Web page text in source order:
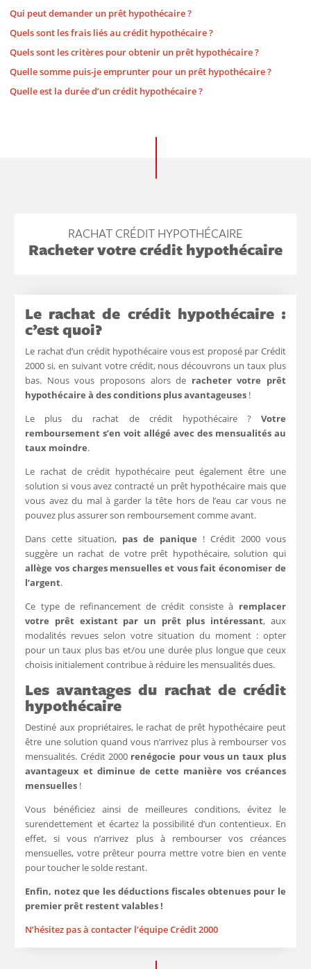
Qui peut demander un prêt hypothécaire ?
Quels sont les frais liés au crédit hypothécaire ?
Quels sont les critères pour obtenir un prêt hypothécaire ?
Quelle somme puis-je emprunter pour un prêt hypothécaire ?
Quelle est la durée d’un crédit hypothécaire ?
RACHAT CRÉDIT HYPOTHÉCAIRE
Racheter votre crédit hypothécaire
Le rachat de crédit hypothécaire :
c’est quoi?
Le rachat d’un crédit hypothécaire vous est proposé par Crédit
2000 si, en suivant votre crédit, nous découvrons un taux plus
bas. Nous vous proposons alors de racheter votre prêt
hypothécaire à des conditions plus avantageuses !
Le plus du rachat de crédit hypothécaire ? Votre
remboursement s’en voit allégé avec des mensualités au
taux moindre.
Le rachat de crédit hypothécaire peut également être une
solution si vous avez contracté un prêt hypothécaire mais que
vous avez du mal à garder la tête hors de l’eau car vous ne
pouvez plus assurer son remboursement comme avant.
Dans cette situation, pas de panique ! Crédit 2000 vous
suggère un rachat de votre prêt hypothécaire, solution qui
allège vos charges mensuelles et vous fait économiser de
l’argent.
Ce type de refinancement de crédit consiste à remplacer
votre prêt existant par un prêt plus intéressant, aux
modalités revues selon votre situation du moment : opter
pour un taux plus bas et/ou une durée plus longue que ceux
choisis initialement contribue à réduire les mensualités dues.
Les avantages du rachat de crédit
hypothécaire
Destiné aux propriétaires, le rachat de prêt hypothécaire peut
être une solution quand vous n’arrivez plus à rembourser vos
mensualités. Crédit 2000renégocie pour vous un taux plus
avantageux et diminue de cette manière vos créances
mensuelles !
Vous bénéficiez ainsi de meilleures conditions, évitez le
surendettement et écartez la possibilité d’un contentieux. En
effet, si vous n’arrivez plus à rembourser vos créances
mensuelles, votre prêteur pourra mettre votre bien en vente
pour toucher le solde restant.
Enfin, notez que les déductions fiscales obtenues pour le
premier prêt restent valables !
N’hésitez pas à contacter l’équipe Crédit 2000